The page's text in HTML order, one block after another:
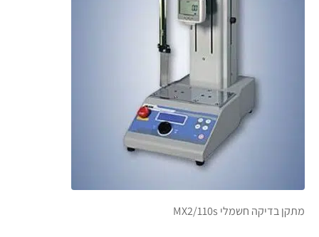
מתקן בדיקה חשמלי MX2/110s